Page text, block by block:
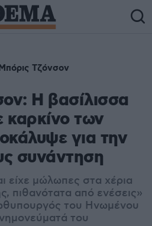
Τζόνσον
Η βασίλισσα
καρκίνο των
για την
συνάντηση
είχε μώλωπες στα χέρια
πιθανότατα από ενέσεις»
του Ηνωμένου
του